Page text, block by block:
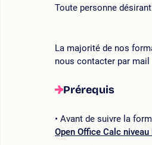
Toute personne
La majorité de nos
nous contacter par mail
Prérequis
Avant de suivre la
Open Office Calc